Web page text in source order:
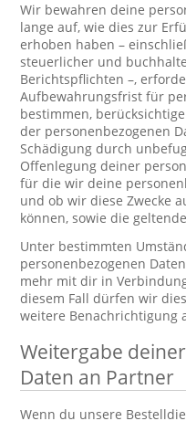
Wir bewahren deine
lange auf, wie dies zur
erhoben haben –
steuerlicher und
Berichtspflichten –,
Aufbewahrungsfrist für
bestimmen,
der personenbezogenen
Schädigung durch
Offenlegung deiner
für die wir deine
und ob wir diese Zwecke
können, sowie die
Unter bestimmten
personenbezogenen
mehr mit dir in
diesem Fall dürfen wir
weitere Benachrichtigung
Weitergabe
Daten an Partner
Wenn du unsere